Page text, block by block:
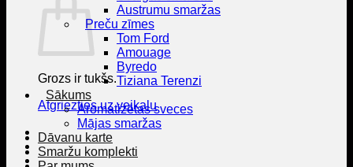
Grozs ir tukšs.
Atgriezties uz veikalu
Austrumu smaržas
Preču zīmes
Tom Ford
Amouage
Byredo
Tiziana Terenzi
Sākums
Aromatizētas sveces
Mājas smaržas
Dāvanu karte
Smaržu komplekti